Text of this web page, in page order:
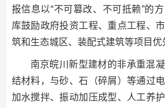
报信息以“不可篡改、不可抵赖”的
库鼓励政府投资工程、重点工程、
筑和生态城区、装配式建筑等项目优
南京皖川新型建材的非承重混
结材料，与砂、石（碎屑）等通过
加水搅拌、振动加压成型、人工养